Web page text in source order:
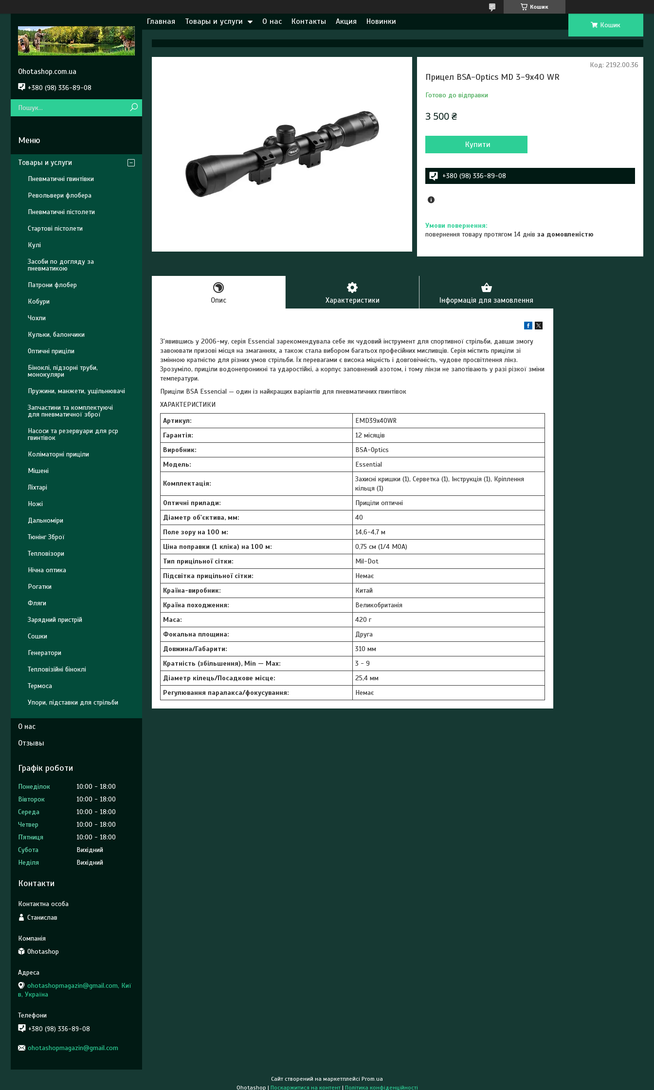
Кошик
Главная Товары и услуги О нас Контакты Акция Новинки Кошик
Прицел BSA-Optics MD 3-9х40 WR
Готово до відправки
Код: 2192.00.36
3 500 ₴
Купити
+380 (98) 336-89-08
повернення товару протягом 14 днівза домовленістю
Опис Характеристики Інформація для замовлення
З'явившись у 2006-му, серія Essenсial зарекомендувала себе як чудовий інструмент для спортивної стрільби, давши змогу
завоювати призові місця на змаганнях, а також стала вибором багатьох професійних мисливців. Серія містить приціли зі
змінною кратністю для різних умов стрільби. Їх перевагами є висока міцність і довговічність, чудове просвітлення лінз.
Зрозуміло, приціли водонепроникні та ударостійкі, а корпус заповнений азотом, і тому лінзи не запотівають у разі різкої зміни
температури.
Приціли BSA Essenсial — один із найкращих варіантів для пневматичних гвинтівок
ХАРАКТЕРИСТИКИ
Артикул:
EMD39x40WR
Гарантія:
12 місяців
Виробник:
BSA-Optics
Модель:
Essential
Комплектація:
Захисні кришки (1), Серветка (1), Інструкція (1), Кріплення
кільця (1)
Оптичні прилади:
Приціли оптичні
Діаметр об'єктива, мм:
40
Поле зору на 100 м:
14,6-4,7 м
Ціна поправки (1 кліка) на 100 м:
0,75 см (1/4 МОА)
Тип прицільної сітки:
Mil-Dot
Підсвітка прицільної сітки:
Немає
Країна-виробник:
Китай
Країна походження:
Великобританія
Маса:
420 г
Фокальна площина:
Друга
Довжина/Габарити:
310 мм
Кратність (збільшення), Min — Max:
3 - 9
Діаметр кілець/Посадкове місце:
25,4 мм
Регулювання паралакса/фокусування:
Немає
Ohotashop.com.ua
+380 (98) 336-89-08
Товары и услуги
Пневматичні гвинтівки
Револьвери флобера
Пневматичні пістолети
Стартові пістолети
Кулі
Засоби по догляду за
пневматикою
Патрони флобер
Кобури
Чохли
Кульки, балончики
Оптичні приціли
Біноклі, підзорні труби,
монокуляри
Пружини, манжети, ущільнювачі
Запчастини та комплектуючі
для пневматичної зброї
Насоси та резервуари для pcp
гвинтівок
Коліматорні приціли
Мішені
Ліхтарі
Ножі
Дальноміри
Тюнінг Зброї
Тепловізори
Нічна оптика
Рогатки
Фляги
Зарядний пристрій
Сошки
Генератори
Тепловізійні біноклі
Термоса
Упори, підставки для стрільби
О нас
Отзывы
Графік роботи
Понеділок 10:00
18:00
Вівторок
10:00
18:00
Середа
10:00
18:00
Четвер
10:00
18:00
Пʼятниця
10:00
18:00
Субота
Вихідний
Неділя
Вихідний
Контакти
Станислав
Ohotashop
ohotashopmagazin@gmail.com, Киї
в, Україна
+380 (98) 336-89-08
ohotashopmagazin@gmail.com
Сайт створений на маркетплейсі Prom.ua
Ohotashop | Поскаржитися на контент | Політика конфіденційності